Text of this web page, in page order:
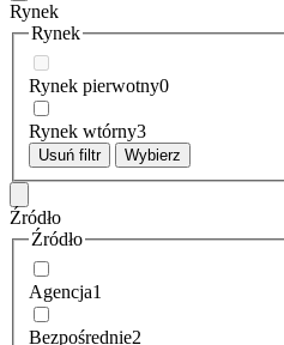
Rynek
Rynek
Rynek pierwotny0
Rynek wtórny3
Usuń filtr Wybierz
Źródło
Źródło
Agencja1
Bezpośrednie2